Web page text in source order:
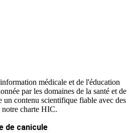
médicale et de l'éducation
par les domaines de la santé et de
contenu scientifique fiable avec des
notre charte HIC.
de canicule